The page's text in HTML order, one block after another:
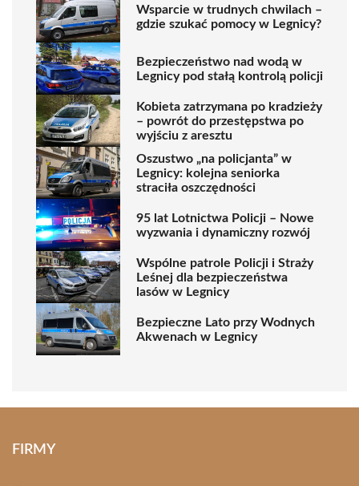
Wsparcie w trudnych chwilach –
gdzie szukać pomocy w Legnicy?
Bezpieczeństwo nad wodą w
Legnicy pod stałą kontrolą policji
Kobieta zatrzymana po kradzieży
– powrót do przestępstwa po
wyjściu z aresztu
Oszustwo „na policjanta” w
Legnicy: kolejna seniorka
straciła oszczędności
95 lat Lotnictwa Policji – Nowe
wyzwania i dynamiczny rozwój
Wspólne patrole Policji i Straży
Leśnej dla bezpieczeństwa
lasów w Legnicy
Bezpieczne Lato przy Wodnych
Akwenach w Legnicy
FIRMY